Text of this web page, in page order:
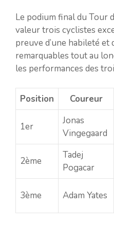
Le podium final du Tour
valeur trois cyclistes
preuve d’une habileté et
remarquables tout au
les performances des
Position Coureur
1er
Jonas
Vingegaard
2ème
Tadej
Pogacar
3ème Adam Yates